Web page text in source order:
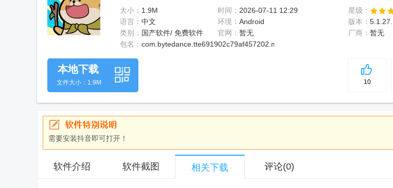
大小： 1.9M 时间： 2026-07-11 12:29
星级：
语言： 中文 环境： Android 版本：
类别： 国产软件/ 免费软件 官网： 暂无 厂商： 暂无
包名： com.bytedance.tte691902c79af457202.miniapk
5
10
本地下载
文件大小：1.9M
需要安装抖音即可打开！
软件介绍 软件截图 相关下载 评论(0)